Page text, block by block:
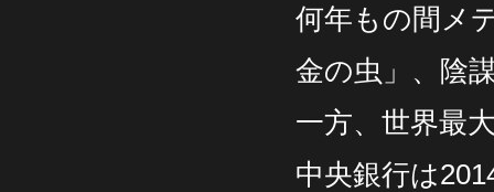
何年もの間メ
金の虫」、陰
一方、世界最
中央銀行は